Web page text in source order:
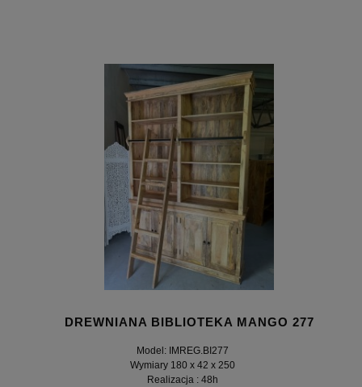
DREWNIANA BIBLIOTEKA MANGO 277
Model: IMREG.BI277
Wymiary 180 x 42 x 250
Realizacja : 48h